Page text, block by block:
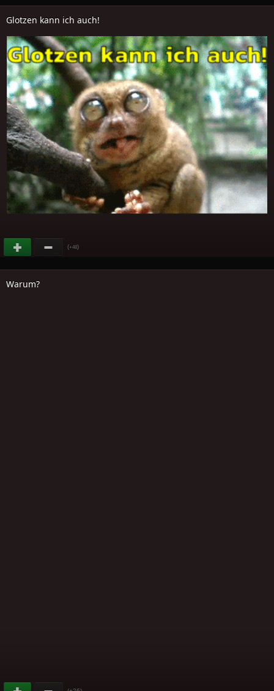
Glotzen kann ich auch!
(+48)
Warum?